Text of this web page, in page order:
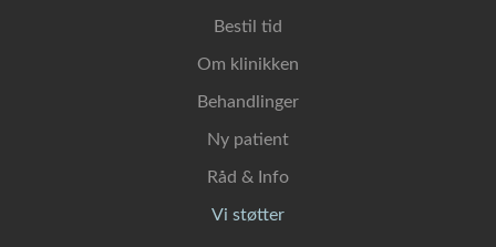
Bestil tid
Om klinikken
Behandlinger
Ny patient
Råd & Info
Vi støtter